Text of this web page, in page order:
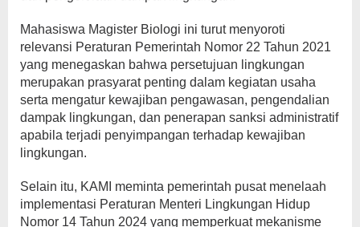
Mahasiswa Magister Biologi ini turut menyoroti
relevansi Peraturan Pemerintah Nomor 22 Tahun 2021
yang menegaskan bahwa persetujuan lingkungan
merupakan prasyarat penting dalam kegiatan usaha
serta mengatur kewajiban pengawasan, pengendalian
dampak lingkungan, dan penerapan sanksi administratif
apabila terjadi penyimpangan terhadap kewajiban
lingkungan.
Selain itu, KAMI meminta pemerintah pusat menelaah
implementasi Peraturan Menteri Lingkungan Hidup
Nomor 14 Tahun 2024 yang memperkuat mekanisme